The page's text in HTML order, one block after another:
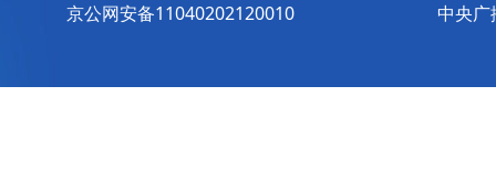
京公网安备11040202120010 中央广